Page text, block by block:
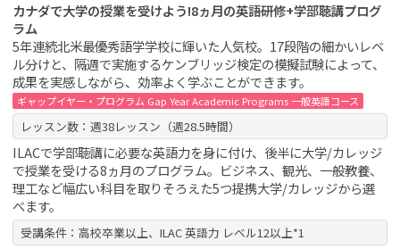
カナダで大学の授業を受けよう!8ヵ月の英語研修+学部聴講プログ
ラム
5年連続北米最優秀語学学校に輝いた人気校。17段階の細かいレベ
ル分けと、隔週で実施するケンブリッジ検定の模擬試験によって、
成果を実感しながら、効率よく学ぶことができます。
ギャップイヤー・プログラム Gap Year Academic Programs 一般英語コース
レッスン数：週38レッスン（週28.5時間）
ILACで学部聴講に必要な英語力を身に付け、後半に大学/カレッジ
で授業を受ける8ヵ月のプログラム。ビジネス、観光、一般教養、
理工など幅広い科目を取りそろえた5つ提携大学/カレッジから選
べます。
受講条件：高校卒業以上、ILAC 英語力 レベル12以上*1